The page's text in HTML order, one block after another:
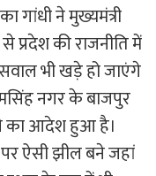
गांधी ने मुख्यमंत्री
प्रदेश की राजनीति में
भी खड़े हो जाएंगे
नगर के बाजपुर
का आदेश हुआ है।
ऐसी झील बने जहां